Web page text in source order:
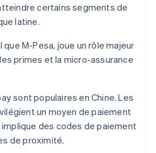
certains segments de
latine.
M-Pesa, joue un rôle majeur
primes et la micro-assurance
sont populaires en Chine. Les
un moyen de paiement
implique des codes de paiement
de proximité.